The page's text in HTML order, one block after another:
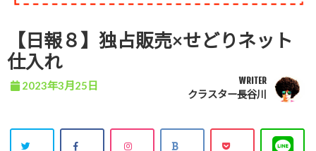
【日報８】独占販売×せどりネット
仕入れ
2023年3月25日 WRITER
クラスター長谷川